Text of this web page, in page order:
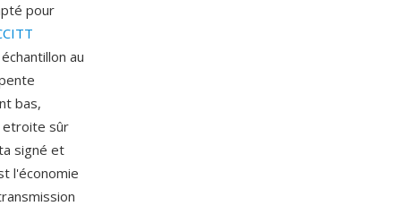
pour
au
bas,
etroite sûr
signé et
l'économie